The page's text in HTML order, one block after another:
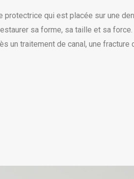
protectrice qui est placée sur une
sa forme, sa taille et sa
un traitement de canal, une fracture